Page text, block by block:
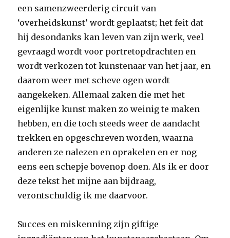
een samenzweerderig circuit van
‘overheidskunst’ wordt geplaatst; het feit dat
hij desondanks kan leven van zijn werk, veel
gevraagd wordt voor portretopdrachten en
wordt verkozen tot kunstenaar van het jaar, en
daarom weer met scheve ogen wordt
aangekeken. Allemaal zaken die met het
eigenlijke kunst maken zo weinig te maken
hebben, en die toch steeds weer de aandacht
trekken en opgeschreven worden, waarna
anderen ze nalezen en oprakelen en er nog
eens een schepje bovenop doen. Als ik er door
deze tekst het mijne aan bijdraag,
verontschuldig ik me daarvoor.
Succes en miskenning zijn giftige